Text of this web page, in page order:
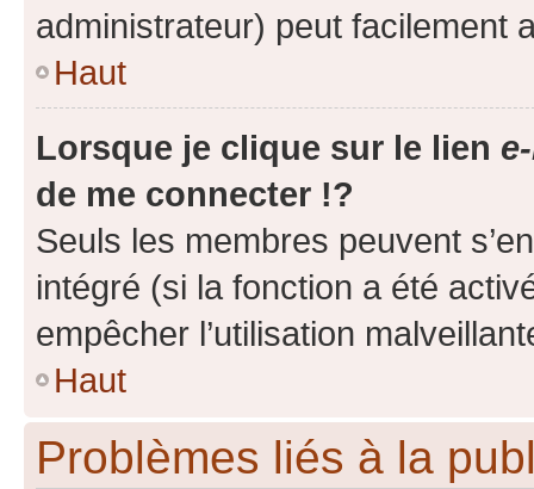
administrateur) peut facilement
Haut
Lorsque je clique sur le lien
de me connecter !?
Seuls les membres peuvent
intégré (si la fonction a été
empêcher l’utilisation
Haut
Problèmes liés à la